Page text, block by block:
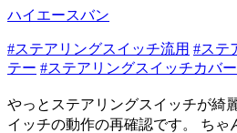
ハイエースバン
#ステアリングスイッチ流用 #ステ
テー #ステアリングスイッチカバー
やっとステアリングスイッチが綺
イッチの動作の再確認です。 ちゃ